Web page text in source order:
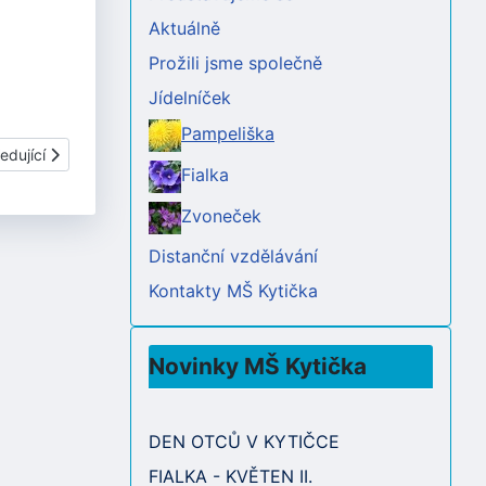
článek: VÝLET PAMPELIŠKA - TOLŠTEJN
Aktuálně
Prožili jsme společně
Jídelníček
Pampeliška
Fialka
Zvoneček
Distanční vzdělávání
Kontakty MŠ Kytička
Novinky MŠ Kytička
DEN OTCŮ V KYTIČCE
FIALKA - KVĚTEN II.